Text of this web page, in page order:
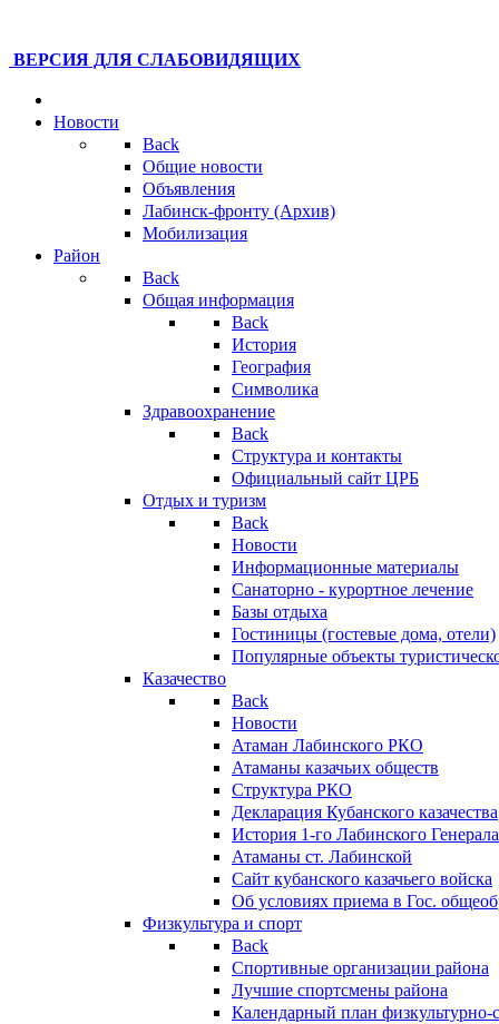
ВЕРСИЯ ДЛЯ СЛАБОВИДЯЩИХ
Новости
Back
Общие новости
Объявления
Лабинск-фронту (Архив)
Мобилизация
Район
Back
Общая информация
Back
История
География
Символика
Здравоохранение
Back
Структура и контакты
Официальный сайт ЦРБ
Отдых и туризм
Back
Новости
Информационные материалы
Санаторно - курортное лечение
Базы отдыха
Гостиницы (гостевые дома, отели)
Популярные объекты
Казачество
Back
Новости
Атаман Лабинского РКО
Атаманы казачьих обществ
Структура РКО
Декларация Кубанского казачества
История 1-го Лабинского
Атаманы ст. Лабинской
Cайт кубанского казачьего войска
Об условиях приема в Гос.
Физкультура и спорт
Back
Спортивные организации района
Лучшие спортсмены района
Календарный план